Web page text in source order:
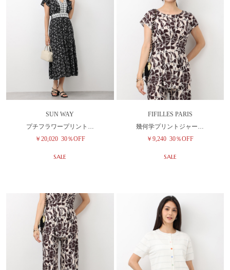
SUN WAY
プチフラワープリント…
￥20,020 30％OFF
SALE
FIFILLES PARIS
幾何学プリントジャー…
￥9,240 30％OFF
SALE